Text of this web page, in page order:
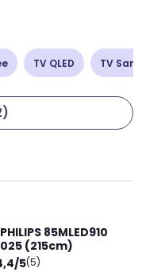
TV QLED TV
85MLED910
(215cm)
5(5)